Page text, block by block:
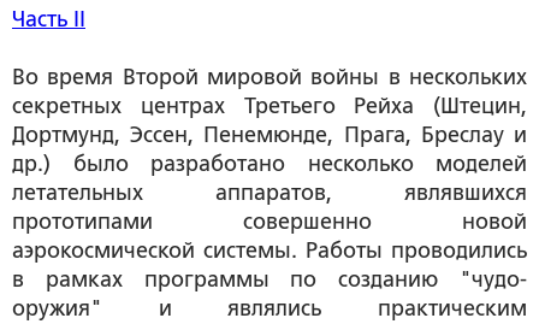
Часть II
Во время Второй мировой войны в нескольких
секретных центрах Третьего Рейха (Штецин,
Дортмунд, Эссен, Пенемюнде, Прага, Бреслау и
др.) было разработано несколько моделей
летательных аппаратов, являвшихся
прототипами совершенно новой
аэрокосмической системы. Работы проводились
в рамках программы по созданию "чудо-
оружия" и являлись практическим